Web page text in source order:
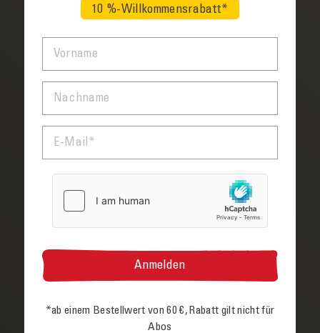
Erd­­gas wird beim laufenden Betrieb von Solar­­
ENERGIE­SPEICHER
Über­schüssig erzeugte Energie lässt sich
speichern und problem­­los zu einem späteren Zeit­­
punkt verwenden.
10 %-Willkommensrabatt*
*ab einem Bestell­wert von 60 €, Rabatt gilt nicht für
Abos